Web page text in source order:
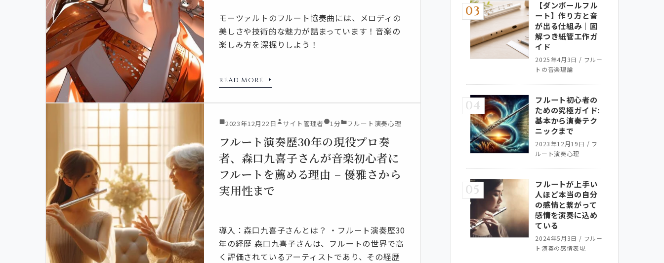
モーツァルトのフルート協奏曲には、メロディの
美しさや技術的な魅力が詰まっています！音楽の
楽しみ方を深掘りしよう！
READ MORE
2023年12月22日 サイト管理者 1分 フルート演奏心理
フルート演奏歴30年の現役プロ奏
者、森口九喜子さんが音楽初心者に
フルートを薦める理由 – 優雅さから
実用性まで
導入：森口九喜子さんとは？ ・フルート演奏歴30
年の経歴 森口九喜子さんは、フルートの世界で高
く評価されているアーティストであり、その経歴
03
【ダンボールフル
ート】作り方と音
が出る仕組み｜図
解つき紙管工作ガ
イド
2025年4月3日 / フルー
トの音楽理論
04
フルート初心者の
ための究極ガイド:
基本から演奏テク
ニックまで
2023年12月19日 / フ
ルート演奏心理
05
フルートが上手い
人ほど本当の自分
の感情と繋がって
感情を演奏に込め
ている
2024年5月3日 / フルー
ト演奏の感情表現